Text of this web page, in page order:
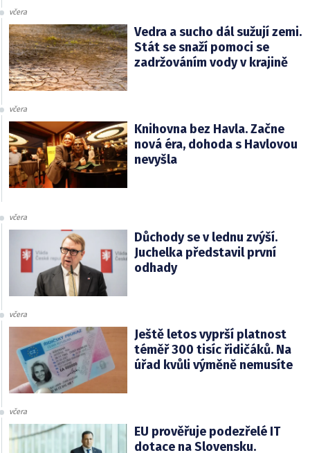
včera
Vedra a sucho dál sužují zemi.
Stát se snaží pomoci se
zadržováním vody v krajině
včera
Knihovna bez Havla. Začne
nová éra, dohoda s Havlovou
nevyšla
včera
Důchody se v lednu zvýší.
Juchelka představil první
odhady
včera
Ještě letos vyprší platnost
téměř 300 tisíc řidičáků. Na
úřad kvůli výměně nemusíte
včera
EU prověřuje podezřelé IT
dotace na Slovensku.